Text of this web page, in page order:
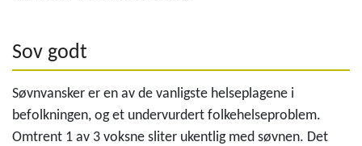
Sov godt
Søvnvansker er en av de vanligste helseplagene i
befolkningen, og et undervurdert folkehelseproblem.
Omtrent 1 av 3 voksne sliter ukentlig med søvnen. Det